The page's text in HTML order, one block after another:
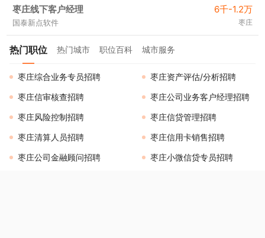
枣庄线下客户经理 6千-1.2万
国泰新点软件 枣庄
热门职位 热门城市 职位百科 城市服务
枣庄综合业务专员招聘
枣庄资产评估/分析招聘
枣庄信审核查招聘
枣庄公司业务客户经理招聘
枣庄风险控制招聘
枣庄信贷管理招聘
枣庄清算人员招聘
枣庄信用卡销售招聘
枣庄公司金融顾问招聘
枣庄小微信贷专员招聘